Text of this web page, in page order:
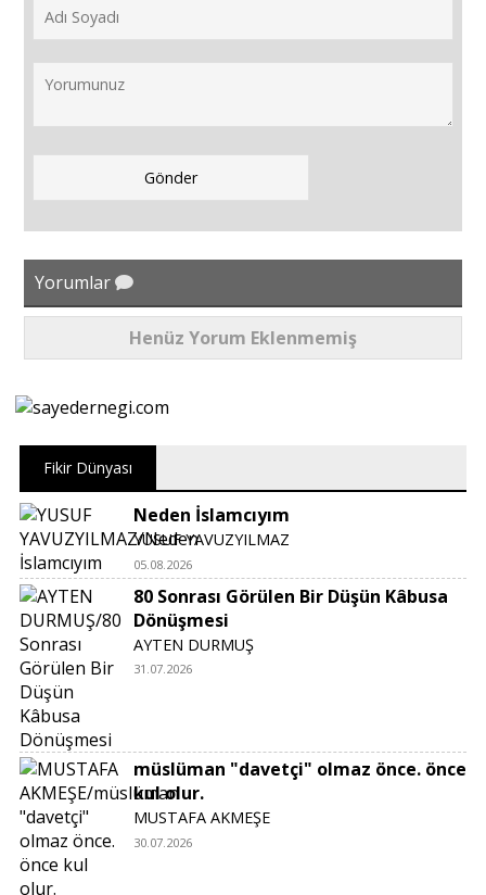
Yorumlar
Henüz Yorum Eklenmemiş
Fikir Dünyası
Neden İslamcıyım
YUSUF YAVUZYILMAZ
05.08.2026
80 Sonrası Görülen Bir Düşün Kâbusa
Dönüşmesi
AYTEN DURMUŞ
31.07.2026
müslüman "davetçi" olmaz önce. önce
kul olur.
MUSTAFA AKMEŞE
30.07.2026